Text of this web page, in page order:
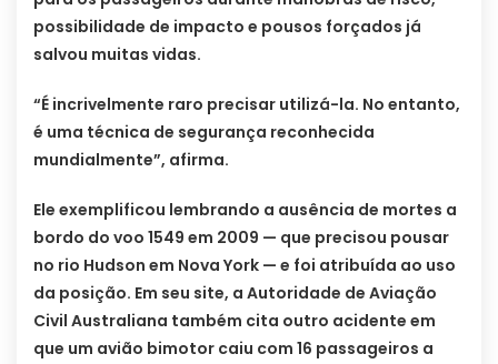
possibilidade de impacto e pousos forçados já
salvou muitas vidas.
“É incrivelmente raro precisar utilizá-la. No entanto,
é uma técnica de segurança reconhecida
mundialmente”, afirma.
Ele exemplificou lembrando a ausência de mortes a
bordo do voo 1549 em 2009 — que precisou pousar
no rio Hudson em Nova York — e foi atribuída ao uso
da posição. Em seu site, a Autoridade de Aviação
Civil Australiana também cita outro acidente em
que um avião bimotor caiu com 16 passageiros a